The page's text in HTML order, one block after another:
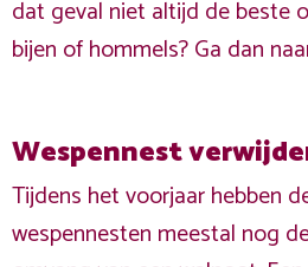
dat geval niet altijd de beste
bijen of hommels? Ga dan
Wespennest
Tijdens het voorjaar hebben
wespennesten meestal nog